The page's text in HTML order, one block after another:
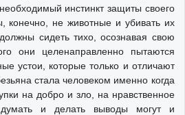
инстинкт защиты своего
не животные и убивать их
сидеть тихо, осознавая свою
они целенаправленно пытаются
устои, которые только и отличают
стала человеком именно когда
на добро и зло, на нравственное
и делать выводы могут и